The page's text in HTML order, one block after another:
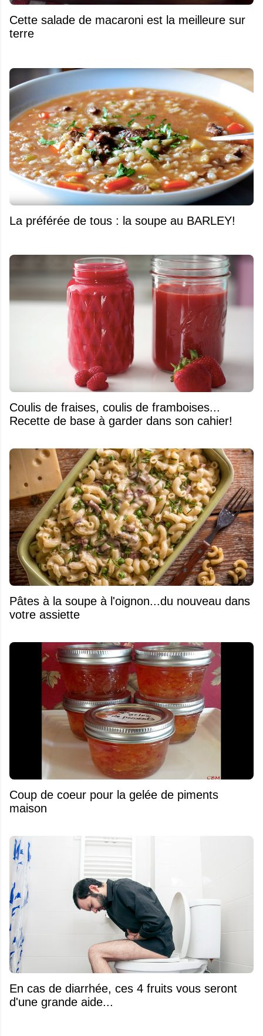
Cette salade de macaroni est la meilleure sur
terre
La préférée de tous : la soupe au BARLEY!
Coulis de fraises, coulis de framboises...
Recette de base à garder dans son cahier!
Pâtes à la soupe à l'oignon...du nouveau dans
votre assiette
Coup de coeur pour la gelée de piments
maison
En cas de diarrhée, ces 4 fruits vous seront
d'une grande aide...